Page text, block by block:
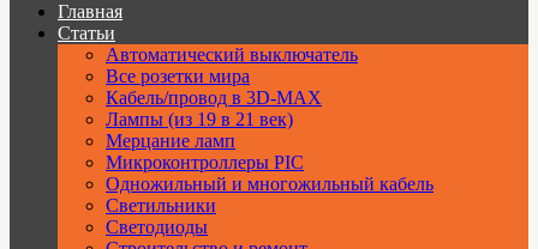
Главная
Статьи
Автоматический выключатель
Все розетки мира
Кабель/провод в 3D-MAX
Лампы (из 19 в 21 век)
Мерцание ламп
Микроконтроллеры PIC
Одножильный и многожильный кабель
Светильники
Светодиоды